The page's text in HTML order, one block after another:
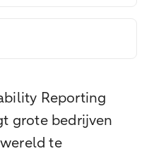
Reporting
grote bedrijven
te